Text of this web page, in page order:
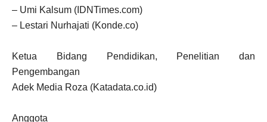
– Umi Kalsum (IDNTimes.com)
– Lestari Nurhajati (Konde.co)
Ketua Bidang Pendidikan, Penelitian dan
Pengembangan
Adek Media Roza (Katadata.co.id)
Anggota